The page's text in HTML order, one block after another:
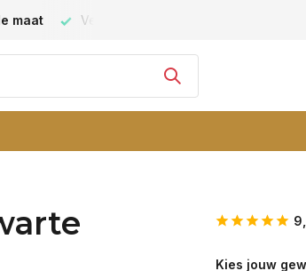
- ruim 600+ wandkleden
Kies jouw